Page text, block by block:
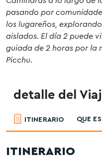
pasando por
los lugareños,
aislados. El día 2 puede
guiada de 2 horas por la
Picchu.
detalle del
ITINERARIO QUE
ITINERARIO